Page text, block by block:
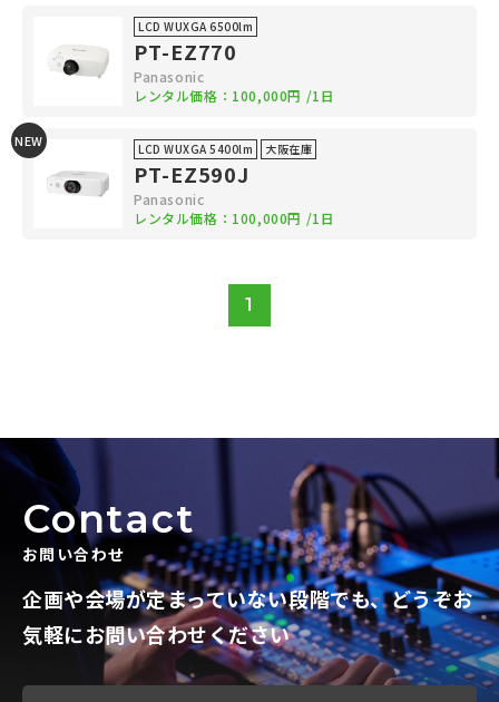
LCD WUXGA 6500lm
PT-EZ770
Panasonic
レンタル価格： 100,000円 /1日
NEW LCD WUXGA 5400lm 大阪在庫
PT-EZ590J
Panasonic
レンタル価格： 100,000円 /1日
1
Contact
お問い合わせ
企画や会場が定まっていない段階でも、どうぞお
気軽にお問い合わせください